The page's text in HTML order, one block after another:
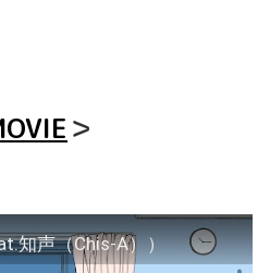
＞
知声（Chis-A））